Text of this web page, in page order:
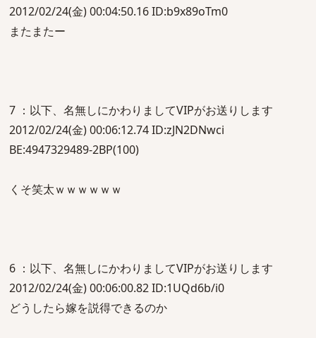
2012/02/24(金) 00:04:50.16 ID:b9x89oTm0
またまたー
7 ：以下、名無しにかわりましてVIPがお送りします
2012/02/24(金) 00:06:12.74 ID:zJN2DNwci
BE:4947329489-2BP(100)
くそ笑太ｗｗｗｗｗｗ
6 ：以下、名無しにかわりましてVIPがお送りします
2012/02/24(金) 00:06:00.82 ID:1UQd6b/i0
どうしたら嫁を説得できるのか